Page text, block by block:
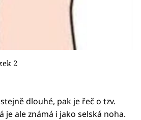
2
dlouhé, pak je řeč o tzv.
je ale známá i jako selská noha.